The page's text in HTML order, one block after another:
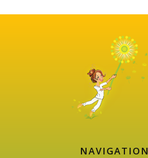
NAVIGATION